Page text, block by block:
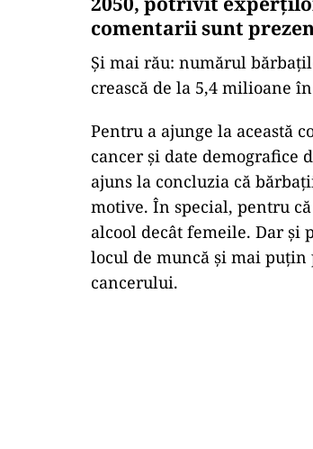
comentarii sunt
Și mai rău: numărul
crească de la 5,4 milioane
Pentru a ajunge la această
cancer și date demografice
ajuns la concluzia că
motive. În special, pentru
alcool decât femeile. Dar și
locul de muncă și mai puțin
cancerului.